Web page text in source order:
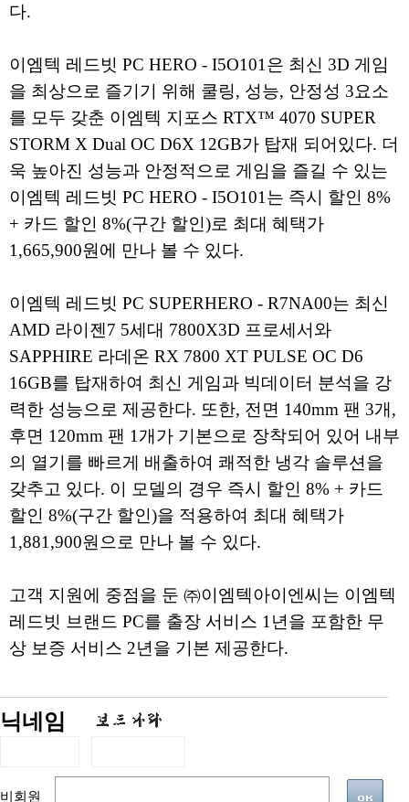
다.
이엠텍 레드빗 PC HERO - I5O101은 최신 3D 게임
을 최상으로 즐기기 위해 쿨링, 성능, 안정성 3요소
를 모두 갖춘 이엠텍 지포스 RTX™ 4070 SUPER
STORM X Dual OC D6X 12GB가 탑재 되어있다. 더
욱 높아진 성능과 안정적으로 게임을 즐길 수 있는
이엠텍 레드빗 PC HERO - I5O101는 즉시 할인 8%
+ 카드 할인 8%(구간 할인)로 최대 혜택가
1,665,900원에 만나 볼 수 있다.
이엠텍 레드빗 PC SUPERHERO - R7NA00는 최신
AMD 라이젠7 5세대 7800X3D 프로세서와
SAPPHIRE 라데온 RX 7800 XT PULSE OC D6
16GB를 탑재하여 최신 게임과 빅데이터 분석을 강
력한 성능으로 제공한다. 또한, 전면 140mm 팬 3개,
후면 120mm 팬 1개가 기본으로 장착되어 있어 내부
의 열기를 빠르게 배출하여 쾌적한 냉각 솔루션을
갖추고 있다. 이 모델의 경우 즉시 할인 8% + 카드
할인 8%(구간 할인)을 적용하여 최대 혜택가
1,881,900원으로 만나 볼 수 있다.
고객 지원에 중점을 둔 ㈜이엠텍아이엔씨는 이엠텍
레드빗 브랜드 PC를 출장 서비스 1년을 포함한 무
상 보증 서비스 2년을 기본 제공한다.
닉네임
비회원